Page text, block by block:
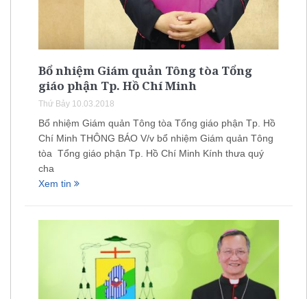
Bổ nhiệm Giám quản Tông tòa Tổng
giáo phận Tp. Hồ Chí Minh
Thứ Bảy 10.03.2018
Bổ nhiệm Giám quản Tông tòa Tổng giáo phận Tp. Hồ
Chí Minh THÔNG BÁO V/v bổ nhiệm Giám quản Tông
tòa Tổng giáo phận Tp. Hồ Chí Minh Kính thưa quý
cha
Xem tin